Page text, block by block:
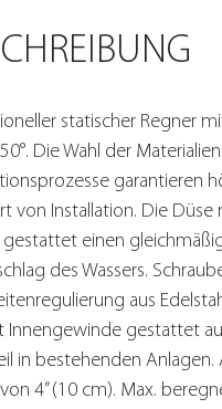
statischer Regner
Die Wahl der
garantieren
von Installation. Die
gestattet einen
des Wassers.
aus
Innengewinde gestattet
in bestehenden
4” (10 cm). Max.